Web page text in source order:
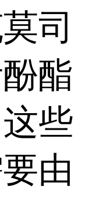
司
酯
些
由